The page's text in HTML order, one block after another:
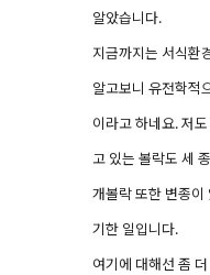
알았습니다.
지금까지는 서식환
알고보니 유전학적
이라고 하네요. 저
고 있는 볼락도 세
개볼락 또한 변종이
기한 일입니다.
여기에 대해선 좀